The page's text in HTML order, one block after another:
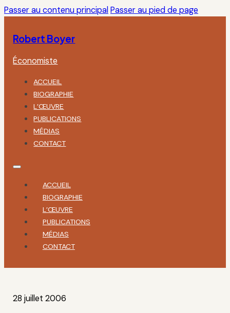
Passer au contenu principal Passer au pied de page
Robert Boyer
Économiste
ACCUEIL
BIOGRAPHIE
L’ŒUVRE
PUBLICATIONS
MÉDIAS
CONTACT
ACCUEIL
BIOGRAPHIE
L’ŒUVRE
PUBLICATIONS
MÉDIAS
CONTACT
28 juillet 2006